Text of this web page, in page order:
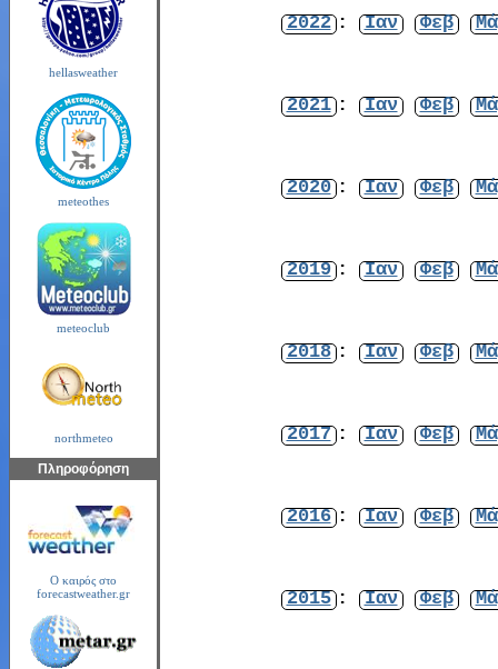
hellasweather
meteothes
meteoclub
northmeteo
Πληροφόρηση
Ο καιρός στο
forecastweather.gr
2022 : Ιαν Φεβ
2021 : Ιαν Φεβ
2020 : Ιαν Φεβ
2019 : Ιαν Φεβ
2018 : Ιαν Φεβ
2017 : Ιαν Φεβ
2016 : Ιαν Φεβ
2015 : Ιαν Φεβ